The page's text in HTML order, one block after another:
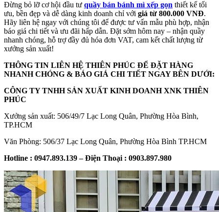
Đừng bỏ lỡ cơ hội đầu tư quầy bán bánh mì xếp gọn thiết kế tối
ưu, bền đẹp và dễ dàng kinh doanh chỉ với giá từ 800.000 VNĐ.
Hãy liên hệ ngay với chúng tôi để được tư vấn mẫu phù hợp, nhận
báo giá chi tiết và ưu đãi hấp dẫn. Đặt sớm hôm nay – nhận quầy
nhanh chóng, hỗ trợ đầy đủ hóa đơn VAT, cam kết chất lượng từ
xưởng sản xuất!
THÔNG TIN LIÊN HỆ THIÊN PHÚC ĐỂ ĐẶT HÀNG
NHANH CHÓNG & BÁO GIÁ CHI TIẾT NGAY BÊN DƯỚI:
CÔNG TY TNHH SẢN XUẤT KINH DOANH XNK THIÊN
PHÚC
Xưởng sản xuất: 506/49/7 Lạc Long Quân, Phường Hòa Bình,
TP.HCM
Văn Phòng: 506/37 Lạc Long Quân, Phường Hòa Bình TP.HCM
Hotline : 0947.893.139 – Điện Thoại : 0903.897.980